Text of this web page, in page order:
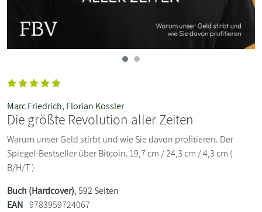
Marc Friedrich, Florian Kössler
Die größte Revolution aller Zeiten
Warum unser Geld stirbt und wie Sie davon profitieren. Der
Spiegel-Bestseller über Bitcoin. 19,7 cm / 24,3 cm / 4,3 cm (
B/H/T )
Buch (Hardcover), 592 Seiten
EAN 9783959724067